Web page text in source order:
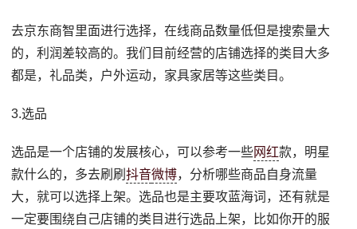
去京东商智里面进行选择，在线商品数量低但是搜索量大
的，利润差较高的。我们目前经营的店铺选择的类目大多
都是，礼品类，户外运动，家具家居等这些类目。
3.选品
选品是一个店铺的发展核心，可以参考一些网红款，明星
款什么的，多去刷刷抖音微博，分析哪些商品自身流量
大，就可以选择上架。选品也是主要攻蓝海词，还有就是
一定要围绕自己店铺的类目进行选品上架，比如你开的服